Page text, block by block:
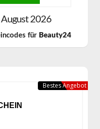
August 2026
für Beauty24
Bestes Angebot